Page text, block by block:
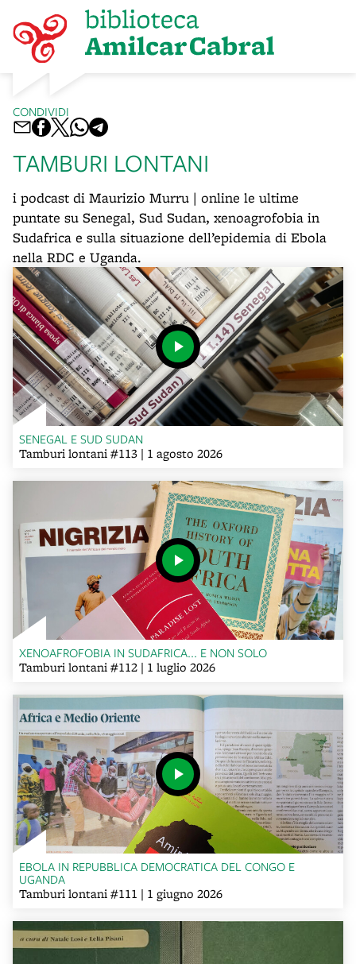
TAMBURI LONTANI
i podcast di Maurizio Murru | online le ultime
puntate su Senegal, Sud Sudan, xenoagrofobia in
Sudafrica e sulla situazione dell’epidemia di Ebola
nella RDC e Uganda.
SENEGAL E SUD SUDAN
Tamburi lontani #113 | 1 agosto 2026
XENOAFROFOBIA IN SUDAFRICA... E NON SOLO
Tamburi lontani #112 | 1 luglio 2026
EBOLA IN REPUBBLICA DEMOCRATICA DEL CONGO E
UGANDA
Tamburi lontani #111 | 1 giugno 2026
CONDIVIDI